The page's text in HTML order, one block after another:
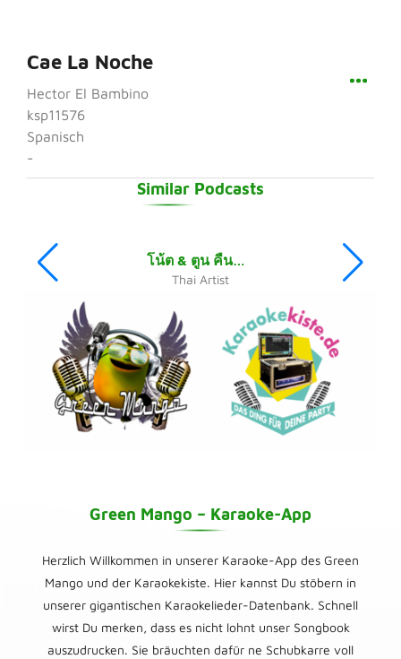
Cae La Noche
Hector El Bambino
ksp11576
Spanisch
-
Similar Podcasts
โน้ต & ตูน คืนที่เราทะเลาะกัน คาราโอเกะ
Thai Artist
Green Mango – Karaoke-App
Herzlich Willkommen in unserer Karaoke-App des Green
Mango und der Karaokekiste. Hier kannst Du stöbern in
unserer gigantischen Karaokelieder-Datenbank. Schnell
wirst Du merken, dass es nicht lohnt unser Songbook
auszudrucken. Sie bräuchten dafür ne Schubkarre voll